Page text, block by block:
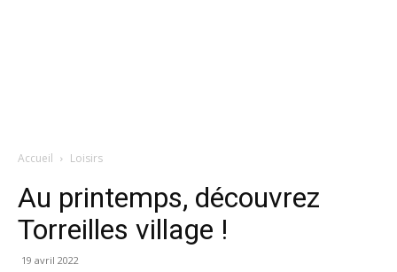
Accueil Loisirs
Au printemps, découvrez
Torreilles village !
19 avril 2022